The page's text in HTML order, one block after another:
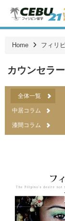
Home フィリ
カウンセラ
全体一覧
中居コラム
漆間コラム